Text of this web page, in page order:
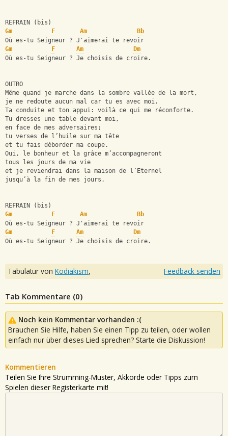
REFRAIN (bis)
Gm
F Am
Bb
Où es-tu Seigneur ? J'aimerai te revoir
Gm
F Am
Dm
Où es-tu Seigneur ? Je choisis de croire.
OUTRO
Même quand je marche dans la sombre vallée de la mort,
je ne redoute aucun mal car tu es avec moi.
Ta conduite et ton appui: voilà ce qui me réconforte.
Tu dresses une table devant moi,
en face de mes adversaires;
tu verses de l’huile sur ma tête
et tu fais déborder ma coupe.
Oui, le bonheur et la grâce m’accompagneront
tous les jours de ma vie
et je reviendrai dans la maison de l’Eternel
jusqu’à la fin de mes jours.
REFRAIN (bis)
Gm
F Am
Bb
Où es-tu Seigneur ? J'aimerai te revoir
Gm
F Am
Dm
Où es-tu Seigneur ? Je choisis de croire.
Tabulatur von Kodiakism, Feedback senden
Tab Kommentare (0)
Noch kein Kommentar vorhanden :(
Brauchen Sie Hilfe, haben Sie einen Tipp zu teilen, oder wollen
einfach nur über dieses Lied sprechen? Starte die Diskussion!
Kommentieren
Teilen Sie Ihre Strumming-Muster, Akkorde oder Tipps zum
Spielen dieser Registerkarte mit!